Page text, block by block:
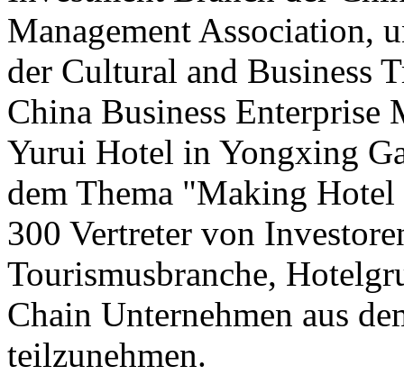
Management Association,
der Cultural and Business
China Business Enterprise
Yurui Hotel in Yongxing
dem Thema "Making
300 Vertreter von
Tourismusbranche,
Chain Unternehmen aus
teilzunehmen.